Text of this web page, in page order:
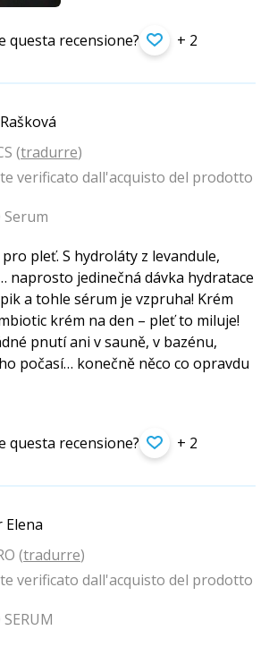
questa recensione? + 2
(tradurre)
verificato dall'acquisto del prodotto
Serum
pleť. S hydroláty z levandule,
naprosto jedinečná dávka hydratace
a tohle sérum je vzpruha! Krém
krém na den – pleť to miluje!
pnutí ani v sauně, v bazénu,
počasí… konečně něco co opravdu
questa recensione? + 2
(tradurre)
verificato dall'acquisto del prodotto
SERUM